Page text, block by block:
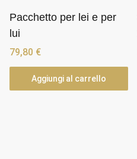
Pacchetto per lei e per
lui
79,80 €
Aggiungi al carrello